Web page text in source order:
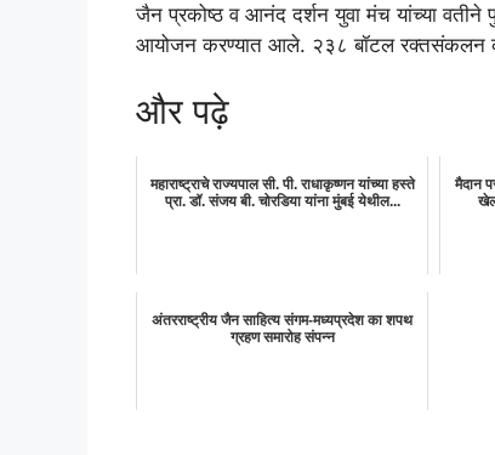
जैन प्रकोष्ठ व आनंद दर्शन युवा मंच यांच्या वतीने
आयोजन करण्यात आले. २३८ बॉटल रक्तसंकलन
और पढ़े
महाराष्ट्राचे राज्यपाल सी. पी. राधाकृष्णन यांच्या हस्ते
प्रा. डॉ. संजय बी. चोरडिया यांना मुंबई येथील...
मैदान
अंतरराष्ट्रीय जैन साहित्य संगम-मध्यप्रदेश का शपथ
ग्रहण समारोह संपन्न